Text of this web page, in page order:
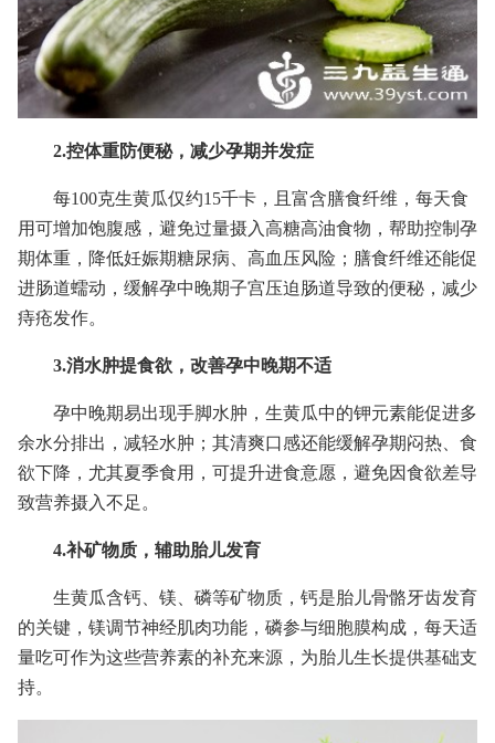
2.控体重防便秘，减少孕期并发症
每100克生黄瓜仅约15千卡，且富含膳食纤维，每天食
用可增加饱腹感，避免过量摄入高糖高油食物，帮助控制孕
期体重，降低妊娠期糖尿病、高血压风险；膳食纤维还能促
进肠道蠕动，缓解孕中晚期子宫压迫肠道导致的便秘，减少
痔疮发作。
3.消水肿提食欲，改善孕中晚期不适
孕中晚期易出现手脚水肿，生黄瓜中的钾元素能促进多
余水分排出，减轻水肿；其清爽口感还能缓解孕期闷热、食
欲下降，尤其夏季食用，可提升进食意愿，避免因食欲差导
致营养摄入不足。
4.补矿物质，辅助胎儿发育
生黄瓜含钙、镁、磷等矿物质，钙是胎儿骨骼牙齿发育
的关键，镁调节神经肌肉功能，磷参与细胞膜构成，每天适
量吃可作为这些营养素的补充来源，为胎儿生长提供基础支
持。